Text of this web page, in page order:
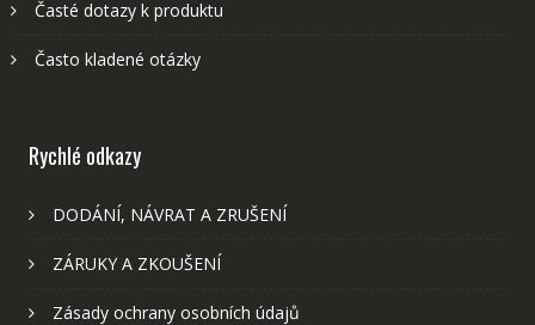
Časté dotazy k produktu
Často kladené otázky
Rychlé odkazy
DODÁNÍ, NÁVRAT A ZRUŠENÍ
ZÁRUKY A ZKOUŠENÍ
Zásady ochrany osobních údajů